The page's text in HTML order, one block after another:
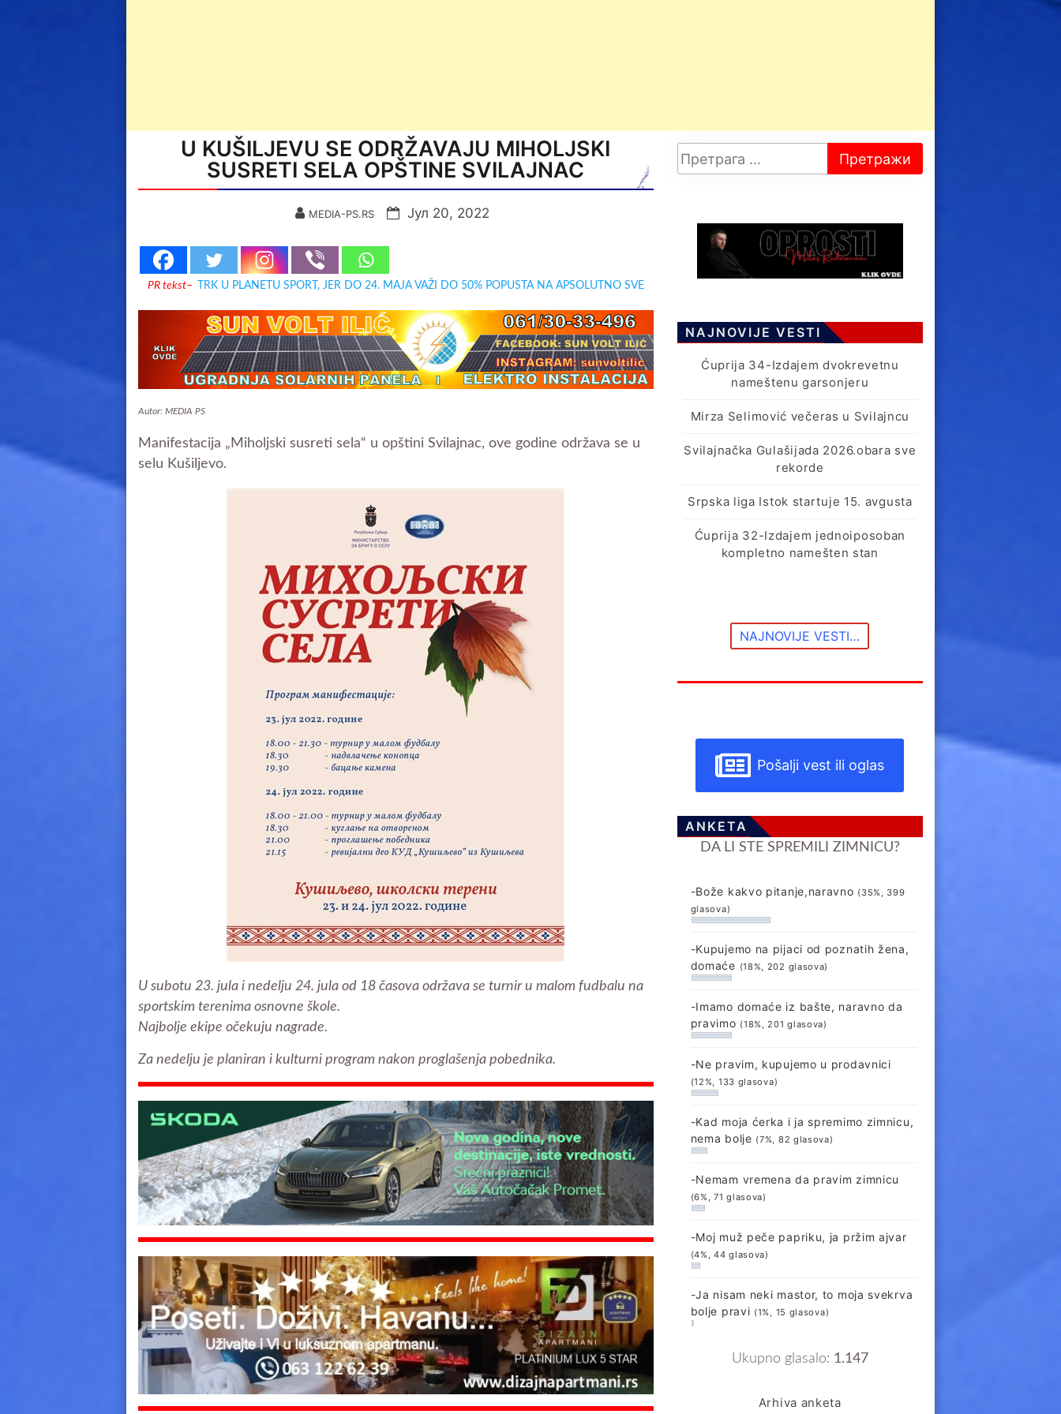
U KUŠILJEVU SE ODRŽAVAJU MIHOLJSKI
SUSRETI SELA OPŠTINE SVILAJNAC
MEDIA-PS.RS Јул 20, 2022
PR tekst– TRK U PLANETU SPORT, JER DO 24. MAJA VAŽI DO 50% POPUSTA NA APSOLUTNO SVE
Autor: MEDIA PS
Manifestacija „Miholjski susreti sela“ u opštini Svilajnac, ove godine održava se u
selu Kušiljevo.
U subotu 23. jula i nedelju 24. jula od 18 časova održava se turnir u malom fudbalu na
sportskim terenima osnovne škole.
Najbolje ekipe očekuju nagrade.
Za nedelju je planiran i kulturni program nakon proglašenja pobednika.
NAJNOVIJE VESTI
Ćuprija 34-Izdajem dvokrevetnu
nameštenu garsonjeru
Mirza Selimović večeras u Svilajncu
Svilajnačka Gulašijada 2026.obara sve
rekorde
Srpska liga Istok startuje 15. avgusta
Ćuprija 32-Izdajem jednoiposoban
kompletno namešten stan
NAJNOVIJE VESTI…
Pošalji vest ili oglas
ANKETA
DA LI STE SPREMILI ZIMNICU?
-Bože kakvo pitanje,naravno (35%, 399
glasova)
-Kupujemo na pijaci od poznatih žena,
domaće (18%, 202 glasova)
-Imamo domaće iz bašte, naravno da
pravimo (18%, 201 glasova)
-Ne pravim, kupujemo u prodavnici
(12%, 133 glasova)
-Kad moja ćerka i ja spremimo zimnicu,
nema bolje (7%, 82 glasova)
-Nemam vremena da pravim zimnicu
(6%, 71 glasova)
-Moj muž peče papriku, ja pržim ajvar
(4%, 44 glasova)
-Ja nisam neki mastor, to moja svekrva
bolje pravi (1%, 15 glasova)
Ukupno glasalo: 1.147
Arhiva anketa